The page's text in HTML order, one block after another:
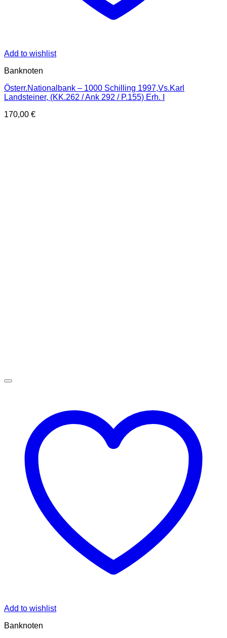
Add to wishlist
Banknoten
Österr.Nationalbank – 1000 Schilling 1997,Vs.Karl
Landsteiner, (KK.262 / Ank 292 / P.155) Erh. I
170,00 €
Add to wishlist
Banknoten